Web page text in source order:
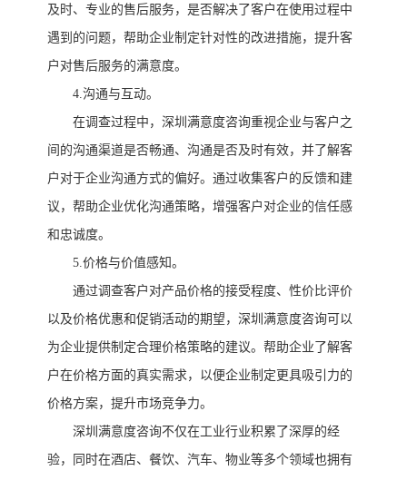
及时、专业的售后服务，是否解决了客户在使用过程中
遇到的问题，帮助企业制定针对性的改进措施，提升客
户对售后服务的满意度。
4.沟通与互动。
在调查过程中， 深圳满意度咨询重视企业与客户之
间的沟通渠道是否畅通、沟通是否及时有效，并了解客
户对于企业沟通方式的偏好。通过收集客户的反馈和建
议，帮助企业优化沟通策略，增强客户对企业的信任感
和忠诚度。
5.价格与价值感知。
通过调查客户对产品价格的接受程度、性价比评价
以及价格优惠和促销活动的期望， 深圳满意度咨询可以
为企业提供制定合理价格策略的建议。帮助企业了解客
户在价格方面的真实需求，以便企业制定更具吸引力的
价格方案，提升市场竞争力。
深圳满意度咨询不仅在工业行业积累了深厚的经
验，同时在酒店、餐饮、汽车、物业等多个领域也拥有